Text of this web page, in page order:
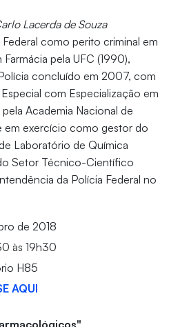
Lacerda de Souza
como perito criminal em
pela UFC (1990),
concluído em 2007, com
com Especialização em
Academia Nacional de
em exercício como gestor do
Laboratório de Química
Setor Técnico-Científico
da Polícia Federal no
de 2018
às 19h30
H85
AQUI